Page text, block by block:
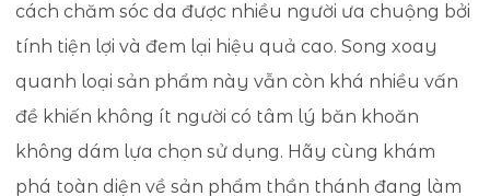
cách chăm sóc da được nhiều người ưa chuộng bởi
tính tiện lợi và đem lại hiệu quả cao. Song xoay
quanh loại sản phẩm này vẫn còn khá nhiều vấn
đề khiến không ít người có tâm lý băn khoăn
không dám lựa chọn sử dụng. Hãy cùng khám
phá toàn diện về sản phẩm thần thánh đang làm